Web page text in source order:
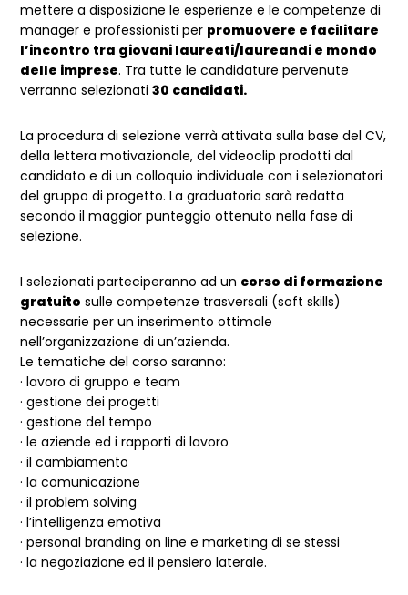
mettere a disposizione le esperienze e le competenze di
manager e professionisti per promuovere e facilitare
l’incontro tra giovani laureati/laureandi e mondo
delle imprese. Tra tutte le candidature pervenute
verranno selezionati30 candidati.
La procedura di selezione verrà attivata sulla base del CV,
della lettera motivazionale, del videoclip prodotti dal
candidato e di un colloquio individuale con i selezionatori
del gruppo di progetto. La graduatoria sarà redatta
secondo il maggior punteggio ottenuto nella fase di
selezione.
I selezionati parteciperanno ad un corso di formazione
gratuito sulle competenze trasversali (soft skills)
necessarie per un inserimento ottimale
nell’organizzazione di un’azienda.
Le tematiche del corso saranno:
· lavoro di gruppo e team
· gestione dei progetti
· gestione del tempo
· le aziende ed i rapporti di lavoro
· il cambiamento
· la comunicazione
· il problem solving
· l’intelligenza emotiva
· personal branding on line e marketing di se stessi
· la negoziazione ed il pensiero laterale.